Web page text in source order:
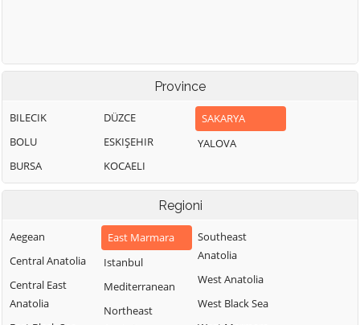
Province
BILECIK
BOLU
BURSA
DÜZCE
ESKIŞEHIR
KOCAELI
SAKARYA
YALOVA
Regioni
Aegean
Central Anatolia
Central East
Anatolia
East Marmara
Istanbul
Mediterranean
Northeast
Southeast
Anatolia
West Anatolia
West Black Sea